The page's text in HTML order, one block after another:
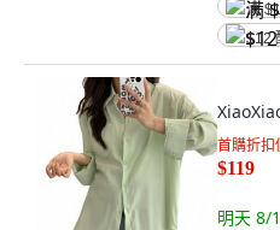
满
$12
首購折扣
$119
明天 8/